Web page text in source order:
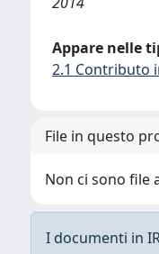
Appare nelle
2.1 Contributo
File in questo
Non ci sono file
I documenti in